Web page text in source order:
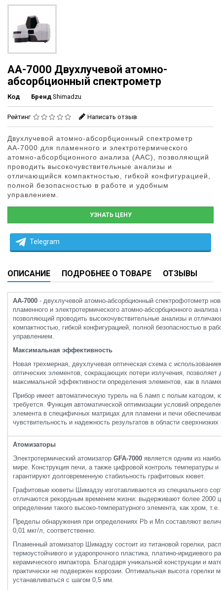
АА-7000 Двухлучевой атомно-
абсорбционный спектрометр
Код Бренд Shimadzu
Рейтинг Написать отзыв
Двухлучевой атомно-абсорбционный спектрометр
АА-7000 для пламенного и электротермического
атомно-абсорбционного анализа (ААС), позволяющий
проводить высокочувствительные анализы и
отличающийся компактностью, гибкой конфигурацией,
полной безопасностью в работе и удобным
управлением.
УЗНАТЬ ЦЕНУ
Telegram
ОПИСАНИЕ ПОДРОБНЕЕ О ТОВАРЕ ОТЗЫВЫ
АА-7000 - двухлучевой атомно-абсорбционный спектрофотометр
пламенного и электротермического атомно-абсорбционного
позволяющий проводить высокочувствительные анализы и
компактностью, гибкой конфигурацией, полной безопасностью в
управлением.
Максимальная эффективность
Новая трехмерная, двухлучевая оптическая схема с
оптических элементов, сокращающих потери излучения, позволяет
максимальной эффективности определения элементов, как в
Прибор имеет автоматическую турель на 6 ламп с полым катодом,
требуется. Функция автоматической оптимизации условий
элемента в специфичных матрицах для пламени и печи
чувствительность и надежность результатов в области сверхнизких
Атомизаторы
Электротермический атомизатор GFA-7000 является одним из
мире. Конструкция печи, а также цифровой контроль температуры и
гарантируют долговременную стабильность графитовых кювет.
Графитовые кюветы Шимадзу изготавливаются из специального
отличаются рекордным временем жизни: выдерживают более 2000
определении такого высоко-температурного элемента, как хром,
Пределы обнаружения при определениях Pb и Mn составляют
0,01 мкг/л, соответственно.
Пламенный атомизатор Шимадзу состоит из титановой горелки,
термоустойчивого и ударопрочного пластика, платино-иридиевого
керамического импактора. Благодаря уникальной конструкции и
практически не подвержен коррозии. Оптимальная высота горелки
устанавливаться с шагом 0,5 мм.